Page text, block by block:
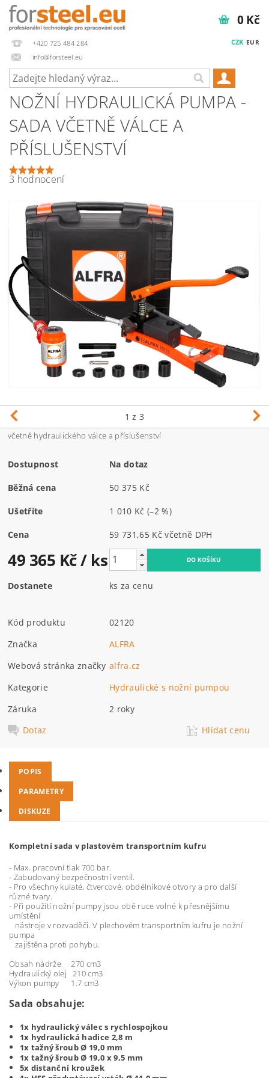
+420 725 484 284
info@forsteel.eu
CZK EUR
0 Kč
NOŽNÍ HYDRAULICKÁ PUMPA -
SADA VČETNĚ VÁLCE A
PŘÍSLUŠENSTVÍ
3 hodnocení
1 z 3
včetně hydraulického válce a příslušenství
Dostupnost Na dotaz
Běžná cena 50 375 Kč
Ušetříte 1 010 Kč (–2 %)
Cena 59 731,65 Kč včetně DPH
49 365 Kč/ ks
Dostanete ks za cenu
Kód produktu
02120
Značka
ALFRA
Webová stránka značky alfra.cz
Kategorie
Hydraulické s nožní pumpou
Záruka
2 roky
Dotaz
Hlídat cenu
POPIS
PARAMETRY
DISKUZE
Kompletní sada v plastovém transportním kufru
- Max. pracovní tlak 700 bar.
- Zabudovaný bezpečnostní ventil.
- Pro všechny kulaté, čtvercové, obdélníkové otvory a pro další
různé tvary.
- Při použití nožní pumpy jsou obě ruce volné k přesnějšímu
umístění
nástroje v rozvaděči. V plechovém transportním kufru je nožní
pumpa
zajištěna proti pohybu.
Obsah nádrže 270 cm3
Hydraulický olej 210 cm3
Výkon pumpy 1.7 cm3
Sada obsahuje:
1x hydraulický válec s rychlospojkou
1x hydraulická hadice 2,8 m
1x tažný šroub Ø 19,0 mm
1x tažný šroub Ø 19,0 x 9,5 mm
5x distanční kroužek